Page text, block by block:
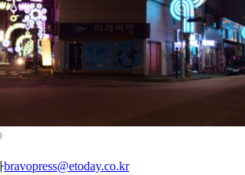
bravopress@etoday.co.kr